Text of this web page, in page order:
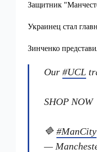
Защитник
Украинец стал
Зинченко
Our #UCL
SHOP NOW
🔷 #ManCity
—